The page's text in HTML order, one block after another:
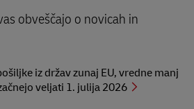
obveščajo o novicah in
iz držav zunaj EU, vredne manj
veljati 1. julija 2026